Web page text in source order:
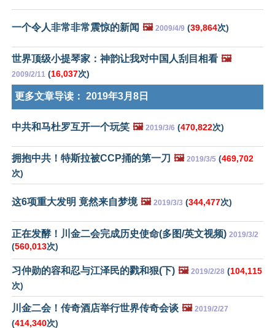
一个令人非常非常震惊的新闻 🖼️ 2009/4/9 (39,864次)
世界顶级小提琴家：神韵让我对中国人刮目相看 🖼️
2009/2/11 (16,037次)
更多文章导读： 2019年3月8日
中共和马杜罗互开一个玩笑 🖼️ 2019/3/6 (470,822次)
拥抱中共！特斯拉被CCP捅的第一刀 🖼️ 2019/3/5 (469,702
次)
这6项重大发明 竟然来自梦境 🖼️ 2019/3/3 (344,477次)
正在发酵！川金二会完成历史使命(多图/英文视频) 2019/3/2
(560,013次)
习仲勋的容和忍与江泽民的戮和狠(下) 🖼️ 2019/2/28 (104,115
次)
川金二会！传奇酒店举行世界传奇会谈 🖼️ 2019/2/27
(414,340次)